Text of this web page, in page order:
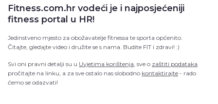
Fitness.com.hr vodeći je i najposjećeniji
fitness portal u HR!
Jedinstveno mjesto za obožavatelje fitnessa te sporta općenito.
Čitajte, gledajte video i družite se s nama. Budite FIT i zdravi! :)
Svi oni pravni detalji su u Uvjetima korištenja, sve o zaštiti podataka
pročitajte na linku, a za sve ostalo nas slobodno kontaktirajte - rado
ćemo se odazvati!